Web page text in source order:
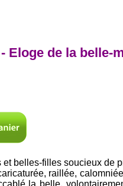
Eloge de la belle-
et belles-filles soucieux de
raillée,